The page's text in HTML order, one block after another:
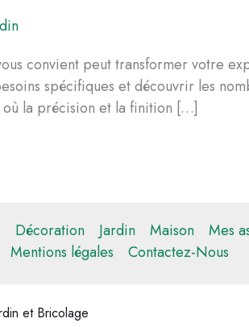
convient peut transformer votre
spécifiques et découvrir les
où la précision et la finition […]
Décoration Jardin Maison
Mes
Mentions légales
Contactez-Nous
et Bricolage